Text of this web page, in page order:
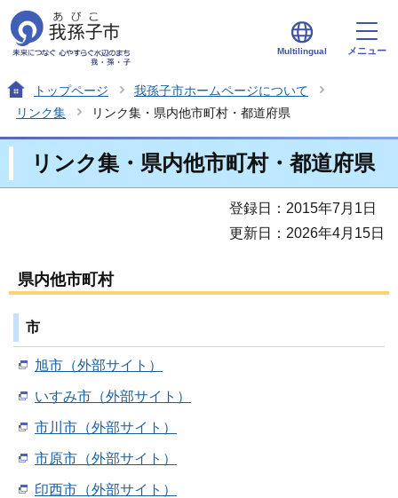
Multilingual メニュー
トップページ
我孫子市ホームページについて
リンク集
リンク集・県内他市町村・都道府県
リンク集・県内他市町村・都道府県
登録日：2015年7月1日
更新日：2026年4月15日
県内他市町村
市
旭市（外部サイト）
いすみ市（外部サイト）
市川市（外部サイト）
市原市（外部サイト）
印西市（外部サイト）